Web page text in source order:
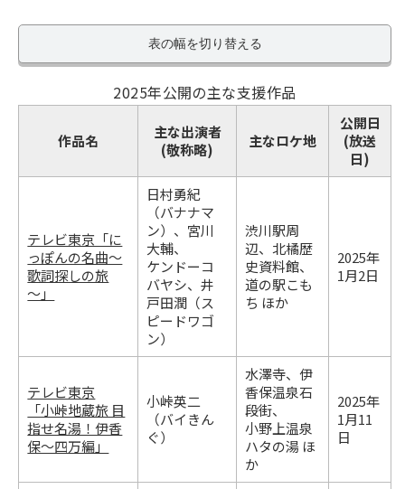
表の幅を切り替える
2025年公開の主な支援作品
作品名
主な出演者
(敬称略)
主なロケ地
公開日
(放送
日)
テレビ東京「に
っぽんの名曲～
歌詞探しの旅
～」
日村勇紀
（バナナマ
ン）、宮川
大輔、
ケンドーコ
バヤシ、井
戸田潤（ス
ピードワゴ
ン）
渋川駅周
辺、北橘歴
史資料館、
道の駅こも
ち ほか
2025年
1月2日
テレビ東京
「小峠地蔵旅 目
指せ名湯！伊香
保～四万編」
小峠英二
（バイきん
ぐ）
水澤寺、伊
香保温泉石
段街、
小野上温泉
ハタの湯 ほ
か
2025年
1月11
日